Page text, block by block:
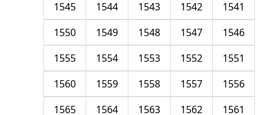
1541
1542
1543
1544
1545
1546
1547
1548
1549
1550
1551
1552
1553
1554
1555
1556
1557
1558
1559
1560
1561
1562
1563
1564
1565